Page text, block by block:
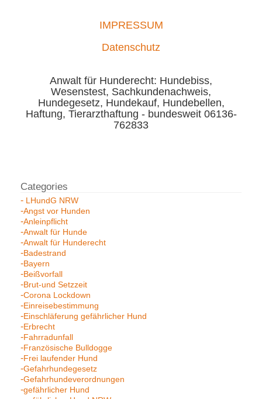
IMPRESSUM
Datenschutz
Anwalt für Hunderecht: Hundebiss,
Wesenstest, Sachkundenachweis,
Hundegesetz, Hundekauf, Hundebellen,
Haftung, Tierarzthaftung - bundesweit 06136-
762833
LHundG NRW
Angst vor Hunden
Anleinpflicht
Anwalt für Hunde
Anwalt für Hunderecht
Badestrand
Bayern
Beißvorfall
Brut-und Setzzeit
Corona Lockdown
Einreisebestimmung
Einschläferung gefährlicher Hund
Erbrecht
Fahrradunfall
Französische Bulldogge
Frei laufender Hund
Gefahrhundegesetz
Gefahrhundeverordnungen
gefährlicher Hund